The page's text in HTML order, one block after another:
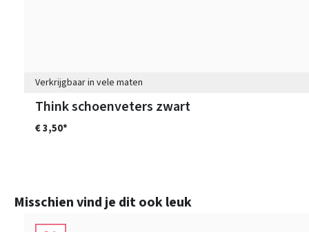
Verkrijgbaar in vele maten
Think schoenveters zwart
€ 3,50*
Productgalerij overslaan
Misschien vind je dit ook leuk